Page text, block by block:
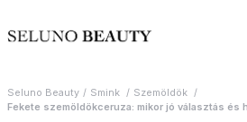
Seluno Beauty Smink
Szemöldök
Fekete szemöldökceruza: mikor jó választás és